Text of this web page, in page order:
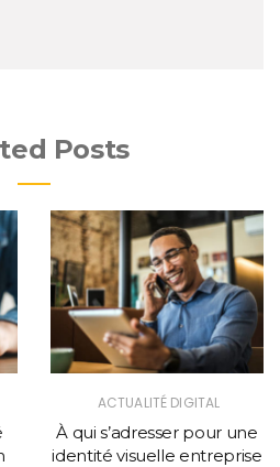
Posts
ACTUALITÉ DIGITAL
À qui s’adresser pour une
identité visuelle entreprise